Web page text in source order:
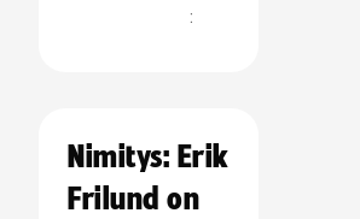
:
Nimitys: Erik
Frilund on